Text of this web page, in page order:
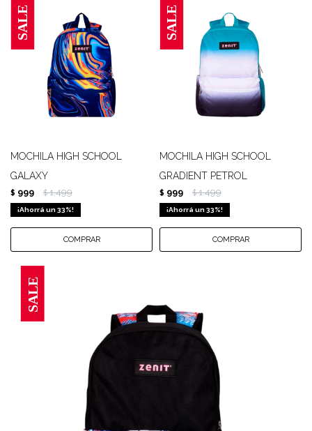
MOCHILA HIGH SCHOOL
GALAXY
$ 999 $ 1.499
33
MOCHILA HIGH SCHOOL
GRADIENT PETROL
$ 999 $ 1.499
33